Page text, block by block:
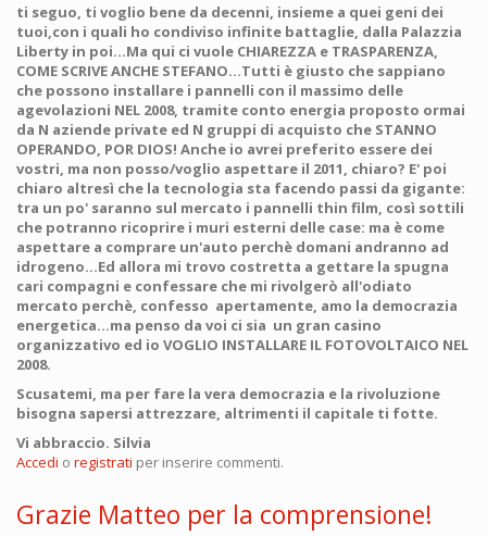
ti seguo, ti voglio bene da decenni, insieme a quei geni dei
tuoi,con i quali ho condiviso infinite battaglie, dalla Palazzia
Liberty in poi...Ma qui ci vuole CHIAREZZA e TRASPARENZA,
COME SCRIVE ANCHE STEFANO...Tutti è giusto che sappiano
che possono installare i pannelli con il massimo delle
agevolazioni NEL 2008, tramite conto energia proposto ormai
da N aziende private ed N gruppi di acquisto che STANNO
OPERANDO, POR DIOS! Anche io avrei preferito essere dei
vostri, ma non posso/voglio aspettare il 2011, chiaro? E' poi
chiaro altresì che la tecnologia sta facendo passi da gigante:
tra un po' saranno sul mercato i pannelli thin film, così sottili
che potranno ricoprire i muri esterni delle case: ma è come
aspettare a comprare un'auto perchè domani andranno ad
idrogeno...Ed allora mi trovo costretta a gettare la spugna
cari compagni e confessare che mi rivolgerò all'odiato
mercato perchè, confesso apertamente, amo la democrazia
energetica...ma penso da voi ci sia un gran casino
organizzativo ed io VOGLIO INSTALLARE IL FOTOVOLTAICO NEL
2008.
Scusatemi, ma per fare la vera democrazia e la rivoluzione
bisogna sapersi attrezzare, altrimenti il capitale ti fotte.
Vi abbraccio. Silvia
Accedi o registrati per inserire commenti.
Grazie Matteo per la comprensione!